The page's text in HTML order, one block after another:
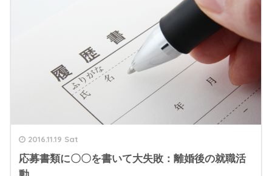
2016.11.19 Sat
応募書類に〇〇を書いて大失敗：離婚後の就職活